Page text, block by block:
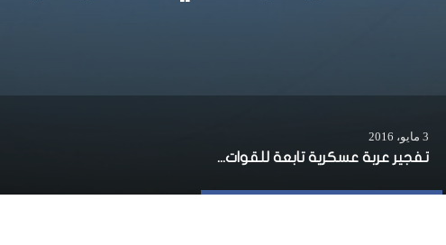
3 مايو، 2016
تفجير عربة عسكرية تابعة للقوات الأفريقية في مقديشو